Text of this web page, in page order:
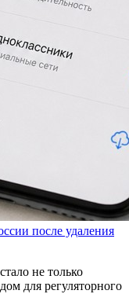
после удаления
не только
для регуляторного